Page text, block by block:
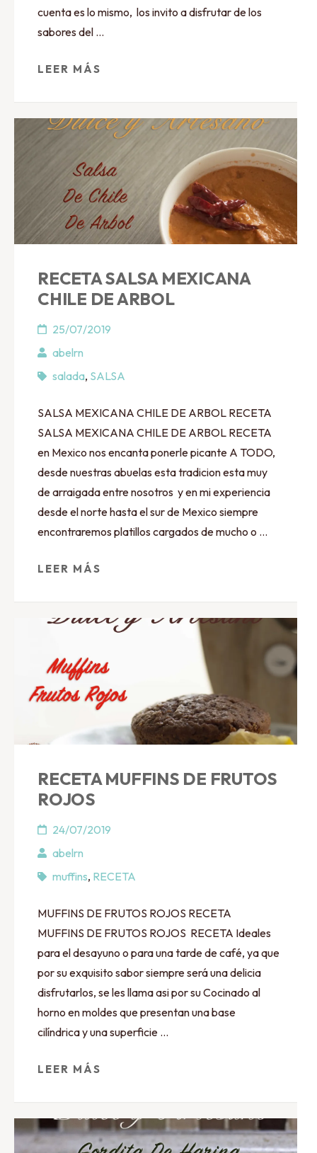
cuenta es lo mismo, los invito a disfrutar de los
sabores del …
LEER MÁS
RECETA SALSA MEXICANA
CHILE DE ARBOL
25/07/2019
abelrn
salada, SALSA
SALSA MEXICANA CHILE DE ARBOL RECETA
SALSA MEXICANA CHILE DE ARBOL RECETA
en Mexico nos encanta ponerle picante A TODO,
desde nuestras abuelas esta tradicion esta muy
de arraigada entre nosotros y en mi experiencia
desde el norte hasta el sur de Mexico siempre
encontraremos platillos cargados de mucho o …
LEER MÁS
RECETA MUFFINS DE FRUTOS
ROJOS
24/07/2019
abelrn
muffins, RECETA
MUFFINS DE FRUTOS ROJOS RECETA
MUFFINS DE FRUTOS ROJOS RECETA Ideales
para el desayuno o para una tarde de café, ya que
por su exquisito sabor siempre será una delicia
disfrutarlos, se les llama asi por su Cocinado al
horno en moldes que presentan una base
cilíndrica y una superficie …
LEER MÁS